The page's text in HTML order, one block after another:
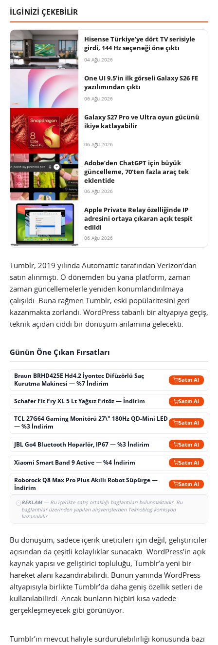
İLGİNİZİ ÇEKEBİLİR
Hisense Türkiye’ye dört TV serisiyle
girdi, 144 Hz seçeneği öne çıktı
04 Ağu 2026
One UI 9.5’in ilk görseli Galaxy S26 FE
yazılımından çıktı
06 Ağu 2026
Galaxy S27 Pro ve Ultra oyun gücünü
ikiye katlayabilir
06 Ağu 2026
Adobe’den ChatGPT için büyük
güncelleme, 70’ten fazla araç tek
eklentide
06 Ağu 2026
Apple Private Relay özelliğinde IP
adresini ortaya çıkaran açık tespit
edildi
06 Ağu 2026
Tumblr, 2019 yılında Automattic tarafından Verizon’dan
satın alınmıştı. O dönemden bu yana platform, zaman
zaman güncellemelerle yeniden konumlandırılmaya
çalışıldı. Buna rağmen Tumblr, eski popülaritesini geri
kazanmakta zorlandı. WordPress tabanlı bir altyapıya geçiş,
teknik açıdan ciddi bir dönüşüm anlamına gelecekti.
Günün Öne Çıkan Fırsatları
Braun BRHD425E Hd4.2 İyontec Difüzörlü Saç
Kurutma Makinesi — %7 İndirim
Satın Al
Schafer Fit Fry XL 5 Lt Yağsız Fritöz — İndirim Satın Al
TCL 27G64 Gaming Monitörü 27\" 180Hz QD-Mini LED
— %3 İndirim
Satın Al
JBL Go4 Bluetooth Hoparlör, IP67 — %3 İndirim Satın Al
Xiaomi Smart Band 9 Active — %4 İndirim Satın Al
Roborock Q8 Max Pro Plus Akıllı Robot Süpürge —
İndirim
Satın Al
REKLAM— Bu içerikte satış ortaklığı bağlantıları bulunmaktadır. Bu
bağlantılar üzerinden yapılan alışverişlerden Teknoblog komisyon
kazanabilir.
Bu dönüşüm, sadece içerik üreticileri için değil, geliştiriciler
açısından da çeşitli kolaylıklar sunacaktı. WordPress’in açık
kaynak yapısı ve geliştirici topluluğu, Tumblr’a yeni bir
hareket alanı kazandırabilirdi. Bunun yanında WordPress
altyapısıyla birlikte Tumblr’da daha geniş özellik setleri de
kullanılabilirdi. Ancak bunların hiçbiri kısa vadede
gerçekleşmeyecek gibi görünüyor.
Tumblr’ın mevcut haliyle sürdürülebilirliği konusunda bazı